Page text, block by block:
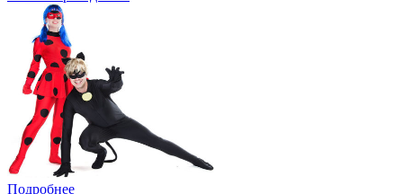
Подробнее